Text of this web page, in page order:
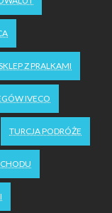
Z PRALKAMI
IVECO
TURCJA PODRÓŻE